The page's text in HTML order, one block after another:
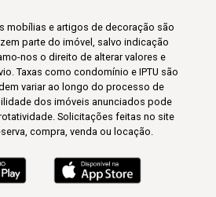
mobílias e artigos de decoração são
parte do imóvel, salvo indicação
nos o direito de alterar valores e
Taxas como condomínio e IPTU são
variar ao longo do processo de
dos imóveis anunciados pode
Solicitações feitas no site
compra, venda ou locação.